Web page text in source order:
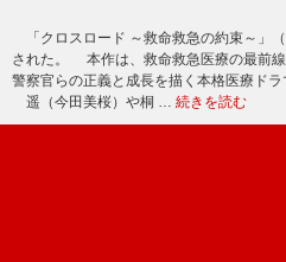
「クロスロード ～救命救急の約束～」
された。 本作は、救命救急医療の最前線
警察官らの正義と成長を描く本格医療ド
遥（今田美桜）や桐 … 続きを読む